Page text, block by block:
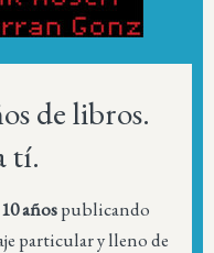
de libros.
tí.
10 añospublicando
particular y lleno de